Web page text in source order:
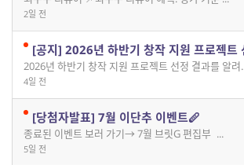
2일 전
[공지] 2026년 하반기 창작 지원 프로젝트
2026년 하반기 창작 지원 프로젝트 선정 결과를 알려
4일 전
[당첨자발표] 7월 이단추 이벤트🪈
종료된 이벤트 보러 가기→ 7월 브릿G 편집부 ...
5일 전